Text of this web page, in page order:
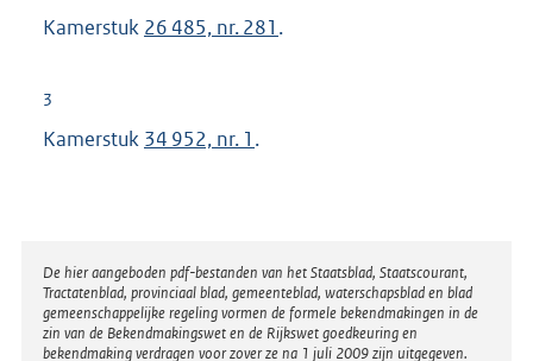
Kamerstuk 26 485, nr. 281 .
3
Kamerstuk 34 952, nr. 1 .
Disclaimer
De hier aangeboden pdf-bestanden van het Staatsblad, Staatscourant,
Tractatenblad, provinciaal blad, gemeenteblad, waterschapsblad en blad
gemeenschappelijke regeling vormen de formele bekendmakingen in de
zin van de Bekendmakingswet en de Rijkswet goedkeuring en
bekendmaking verdragen voor zover ze na 1 juli 2009 zijn uitgegeven.